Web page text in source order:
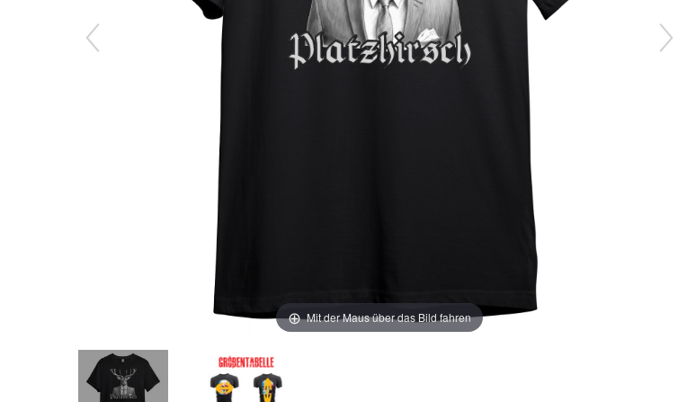
Mit der Maus über das Bild fahren